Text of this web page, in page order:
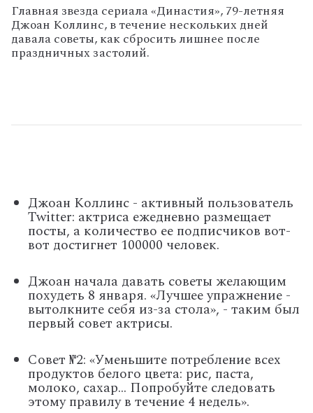
Главная звезда сериала «Династия», 79-летняя
Джоан Коллинc, в течение нескольких дней
давала советы, как сбросить лишнее после
праздничных застолий.
Джоан Коллинс - активный пользователь
Twitter: актриса ежедневно размещает
посты, а количество ее подписчиков вот-
вот достигнет 100000 человек.
Джоан начала давать советы желающим
похудеть 8 января. «Лучшее упражнение -
вытолкните себя из-за стола», - таким был
первый совет актрисы.
Совет №2: «Уменьшите потребление всех
продуктов белого цвета: рис, паста,
молоко, сахар... Попробуйте следовать
этому правилу в течение 4 недель».